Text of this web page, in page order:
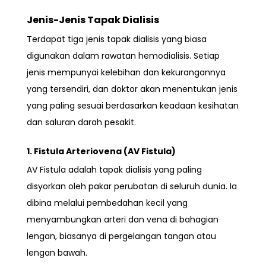
Jenis-Jenis Tapak Dialisis
Terdapat tiga jenis tapak dialisis yang biasa
digunakan dalam rawatan hemodialisis. Setiap
jenis mempunyai kelebihan dan kekurangannya
yang tersendiri, dan doktor akan menentukan jenis
yang paling sesuai berdasarkan keadaan kesihatan
dan saluran darah pesakit.
1. Fistula Arteriovena (AV Fistula)
AV Fistula adalah tapak dialisis yang paling
disyorkan oleh pakar perubatan di seluruh dunia. Ia
dibina melalui pembedahan kecil yang
menyambungkan arteri dan vena di bahagian
lengan, biasanya di pergelangan tangan atau
lengan bawah.